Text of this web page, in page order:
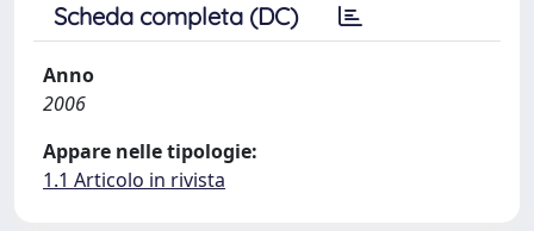
Scheda completa (DC)
Anno
2006
Appare nelle tipologie:
1.1 Articolo in rivista